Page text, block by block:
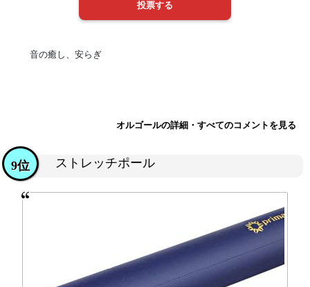
音の癒し、安らぎ
オルゴールの詳細・すべてのコメントを見る
ストレッチポール
9位